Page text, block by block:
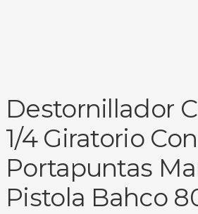
Destornillador
1/4 Giratorio Con
Portapuntas
Pistola Bahco